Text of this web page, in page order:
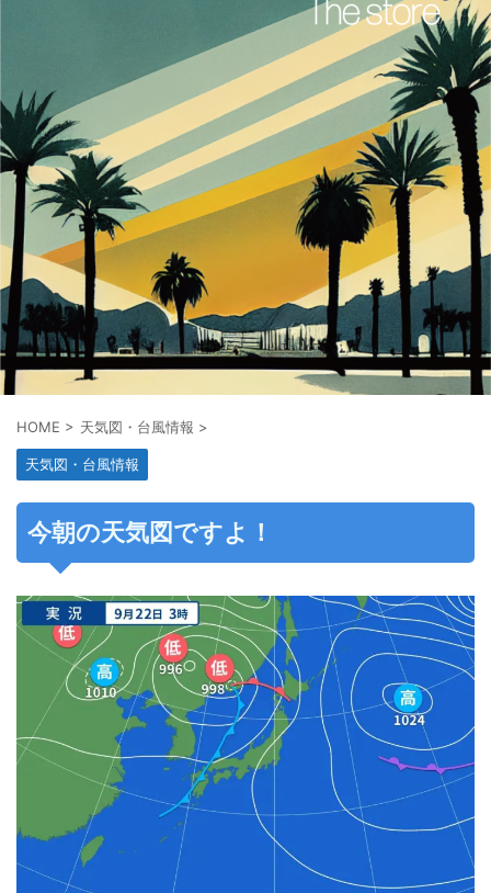
HOME > 天気図・台風情報 >
天気図・台風情報
今朝の天気図ですよ！